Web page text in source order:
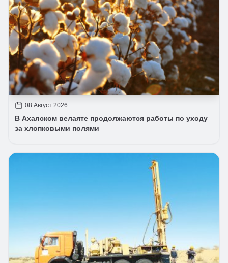
08 Август 2026
В Ахалском велаяте продолжаются работы по уходу
за хлопковыми полями